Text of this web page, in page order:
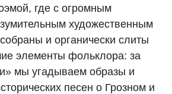
где с огромным
художественным
и органически слиты
элементы фольклора: за
мы угадываем образы и
песен о Грозном и